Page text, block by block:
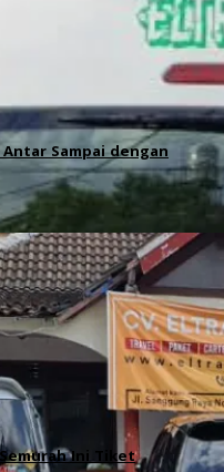
Antar Sampai dengan
Ini Tiket